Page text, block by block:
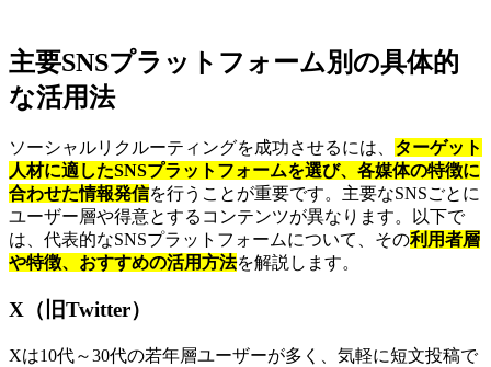
主要SNSプラットフォーム別の具体的
な活用法
ソーシャルリクルーティングを成功させるには、 ターゲット
人材に適したSNSプラットフォームを選び、各媒体の特徴に
合わせた情報発信を行うことが重要です。主要なSNSごとに
ユーザー層や得意とするコンテンツが異なります。以下で
は、代表的なSNSプラットフォームについて、その利用者層
や特徴、おすすめの活用方法を解説します。
X（旧Twitter）
Xは10代～30代の若年層ユーザーが多く、気軽に短文投稿で